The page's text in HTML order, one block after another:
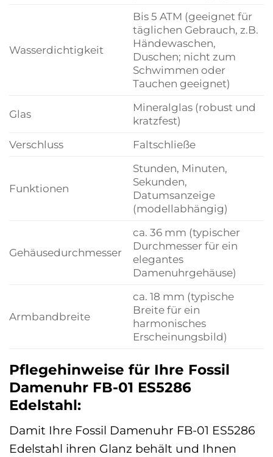
Wasserdichtigkeit
Bis 5 ATM (geeignet für
täglichen Gebrauch, z.B.
Händewaschen,
Duschen; nicht zum
Schwimmen oder
Tauchen geeignet)
Glas
Mineralglas (robust und
kratzfest)
Verschluss
Faltschließe
Funktionen
Stunden, Minuten,
Sekunden,
Datumsanzeige
(modellabhängig)
Gehäusedurchmesser
ca. 36 mm (typischer
Durchmesser für ein
elegantes
Damenuhrgehäuse)
Armbandbreite
ca. 18 mm (typische
Breite für ein
harmonisches
Erscheinungsbild)
Pflegehinweise für Ihre Fossil
Damenuhr FB-01 ES5286
Edelstahl:
Damit Ihre Fossil Damenuhr FB-01 ES5286
Edelstahl ihren Glanz behält und Ihnen